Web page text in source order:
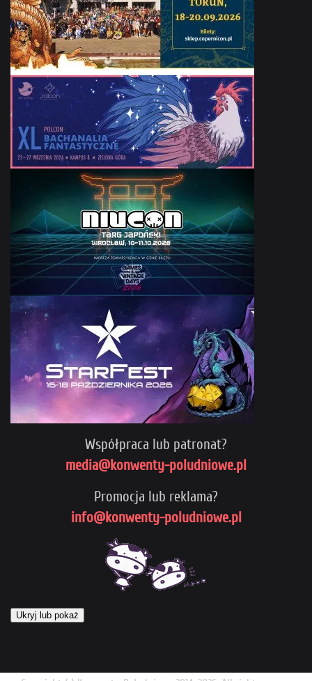
Współpraca lub patronat?
media@konwenty-poludniowe.pl
Promocja lub reklama?
info@konwenty-poludniowe.pl
Ukryj lub pokaż